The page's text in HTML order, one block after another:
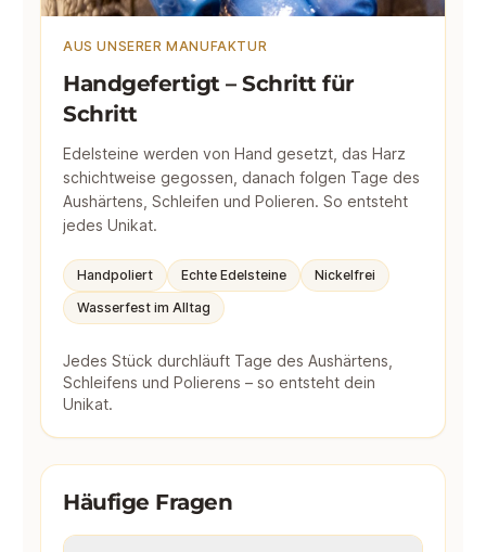
AUS UNSERER MANUFAKTUR
Handgefertigt – Schritt für
Schritt
Edelsteine werden von Hand gesetzt, das Harz
schichtweise gegossen, danach folgen Tage des
Aushärtens, Schleifen und Polieren. So entsteht
jedes Unikat.
Handpoliert Echte Edelsteine
Nickelfrei
Wasserfest im Alltag
Jedes Stück durchläuft Tage des Aushärtens,
Schleifens und Polierens – so entsteht dein
Unikat.
Häufige Fragen